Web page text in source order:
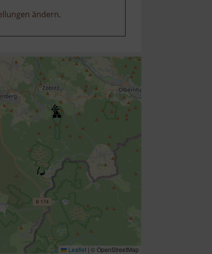
ändern.
Leaflet | © OpenStreetMap